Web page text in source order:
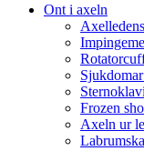
Ont i axeln
Frozen
Axeln ur